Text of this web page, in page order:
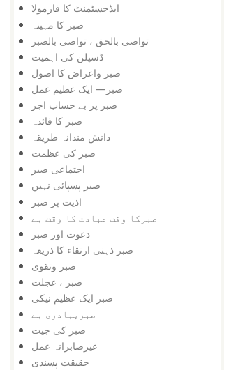
ایڈجسٹمنٹ کا فارمولا
صبر کا مہینہ
تواصی بالحق ، تواصی بالصبر
ڈسپلن کی اہمیت
صبر واعراض کا اصول
صبر— ایک عظیم عمل
صبر پر بے حساب اجر
صبر کا فائدہ
دانش مندانہ طریقہ
صبر کی عظمت
اجتماعی صبر
صبر پسپائی نہیں
اذیت پر صبر
صبرکا وقت عبادت کا وقت ہے
دعوت اور صبر
صبر ذہنی ارتقاء کا ذریعہ
صبر وتقویٰ
صبر ، عجلت
صبر ایک عظیم نیکی
صبربہادری ہے
صبر کی جیت
غیرصابرانہ عمل
حقیقت پسندی